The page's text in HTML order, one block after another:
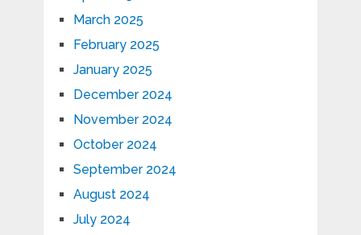
March 2025
February 2025
January 2025
December 2024
November 2024
October 2024
September 2024
August 2024
July 2024